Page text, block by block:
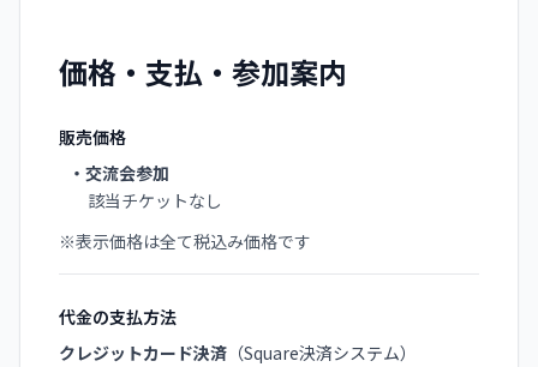
価格・支払・参加案内
販売価格
・交流会参加
該当チケットなし
※表示価格は全て税込み価格です
代金の支払方法
クレジットカード決済 （Square決済システム）